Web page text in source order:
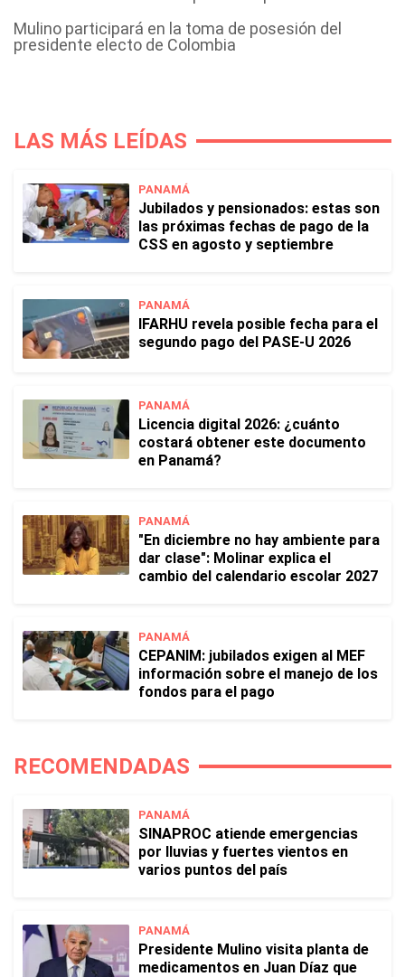
Mulino participará en la toma de posesión del
presidente electo de Colombia
LAS MÁS LEÍDAS
PANAMÁ
Jubilados y pensionados: estas son
las próximas fechas de pago de la
CSS en agosto y septiembre
PANAMÁ
IFARHU revela posible fecha para el
segundo pago del PASE-U 2026
PANAMÁ
Licencia digital 2026: ¿cuánto
costará obtener este documento
en Panamá?
PANAMÁ
"En diciembre no hay ambiente para
dar clase": Molinar explica el
cambio del calendario escolar 2027
PANAMÁ
CEPANIM: jubilados exigen al MEF
información sobre el manejo de los
fondos para el pago
RECOMENDADAS
PANAMÁ
SINAPROC atiende emergencias
por lluvias y fuertes vientos en
varios puntos del país
PANAMÁ
Presidente Mulino visita planta de
medicamentos en Juan Díaz que